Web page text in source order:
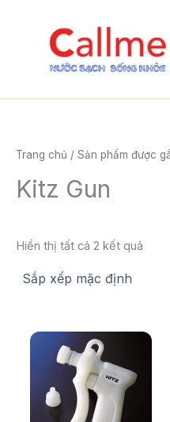
Trang chủ / Sản phẩm được
Kitz Gun
Hiển thị tất cả 2 kết quả